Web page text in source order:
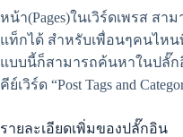
หน้า(Pages)ในเวิร์ดเพรส ส
แท็กได้ สำหรับเพื่อนๆคนไห
แบบนี้ก็สามารถค้นหาในปลั๊ก
คีย์เวิร์ด “Post Tags and
รายละเอียดเพิ่มของปลั๊กอิน